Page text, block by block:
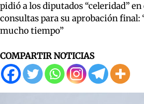
pidió a los diputados “celeridad” en
consultas para su aprobación final:
mucho tiempo”
COMPARTIR NOTICIAS